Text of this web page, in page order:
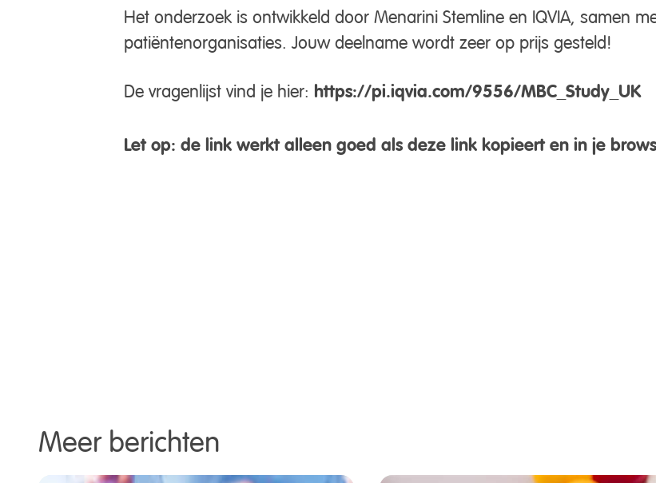
Het onderzoek is ontwikkeld door Menarini Stemline en IQVIA, samen
patiëntenorganisaties. Jouw deelname wordt zeer op prijs gesteld!
De vragenlijst vind je hier: https://pi.iqvia.com/9556/MBC_Study_UK
Let op: de link werkt alleen goed als deze link kopieert en in je
Meer berichten